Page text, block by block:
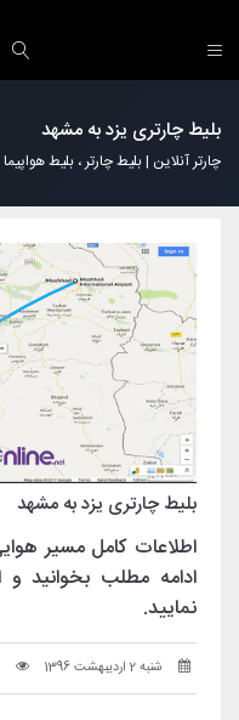
بلیط چارتری یزد به مشهد
چارتر آنلاین | بلیط چارتر ، بلیط
بلیط چارتری یزد به مشهد
اطلاعات کامل مسیر
ادامه مطلب بخوانید و
نمایید.
شنبه 2 اردیبهشت 1396